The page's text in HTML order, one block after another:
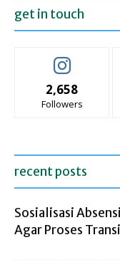
get in touch
2,658
Followers
recent posts
Sosialisasi
Agar Proses